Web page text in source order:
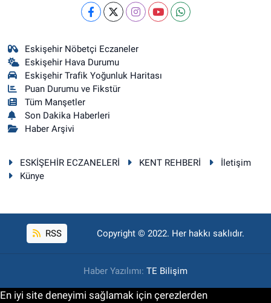
Eskişehir Nöbetçi Eczaneler
Eskişehir Hava Durumu
Eskişehir Trafik Yoğunluk Haritası
Puan Durumu ve Fikstür
Tüm Manşetler
Son Dakika Haberleri
Haber Arşivi
ESKİŞEHİR ECZANELERİ KENT REHBERİ
İletişim
Künye
RSS Copyright © 2022. Her hakkı saklıdır.
Haber Yazılımı: TE Bilişim
En iyi site deneyimi sağlamak için çerezlerden